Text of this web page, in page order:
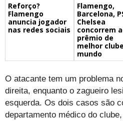
Reforço?
Flamengo
anuncia jogador
nas redes sociais
Flamengo,
Barcelona,
Chelsea
concorrem
prêmio de
melhor
mundo
O atacante tem um problema
direita, enquanto o zagueiro
esquerda. Os dois casos são
departamento médico do